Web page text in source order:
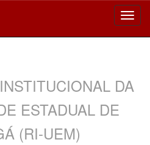
DA
ESTADUAL DE
(RI-UEM)